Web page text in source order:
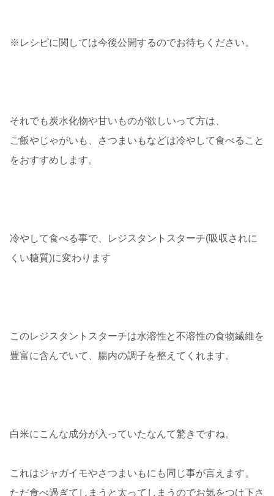
※レシピに関しては今後公開するのでお待ちください。
それでも炭水化物や甘いものが欲しいって方は、
ご飯やじゃがいも、さつまいもなどは冷やして食べること
をおすすめします。
冷やして食べる事で、レジスタントスターチ(吸収されに
くい糖質)に変わります
このレジスタントスターチは水溶性と不溶性の食物繊維を
豊富に含んでいて、腸内の調子を整えてくれます。
白米にこんな成分が入っていたなんて驚きですね。
これはジャガイモやさつまいもにも同じ事が言えます。
ただ食べ過ぎてしまうと太ってしまうのでお気をつけ下さ